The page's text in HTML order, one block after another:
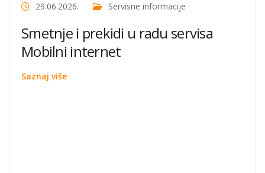
29.06.2026. Servisne informacije
Smetnje i prekidi u radu servisa
Mobilni internet
Saznaj više